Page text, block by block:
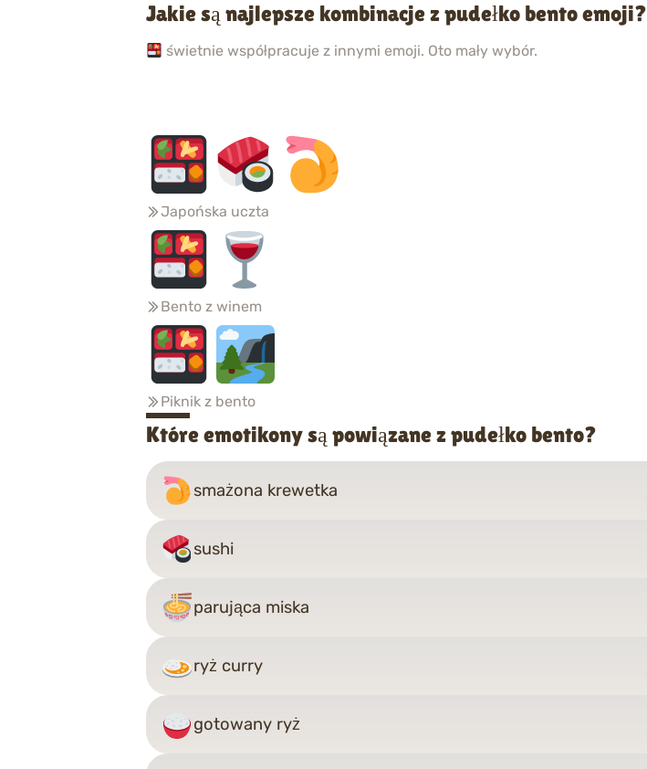
Jakie są najlepsze kombinacje z pudełko bento emoji?
świetnie współpracuje z innymi emoji. Oto mały wybór.
Japońska uczta
Bento z winem
Piknik z bento
Które emotikony są powiązane z pudełko bento?
smażona krewetka
sushi
parująca miska
ryż curry
gotowany ryż